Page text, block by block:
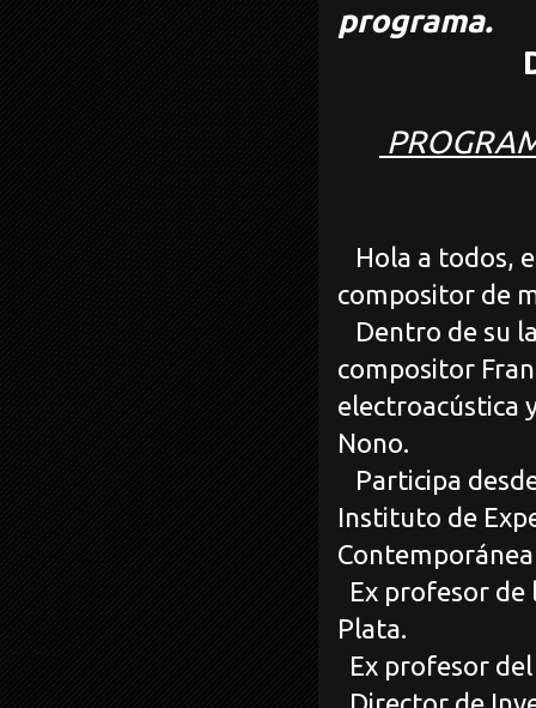
programa.
Hola a todos,
compositor de
Dentro de su
compositor
electroacústica
Nono.
Participa
Instituto de
Ex profesor de
Plata.
Ex profesor